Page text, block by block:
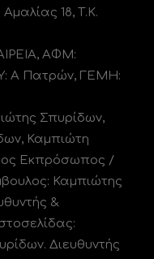
18, Τ.Κ.
ΑΦΜ:
A Πατρών, ΓΕΜΗ:
Σπυρίδων,
Καμπιώτη
Εκπρόσωπος /
Καμπιώτης
&
Διευθυντής